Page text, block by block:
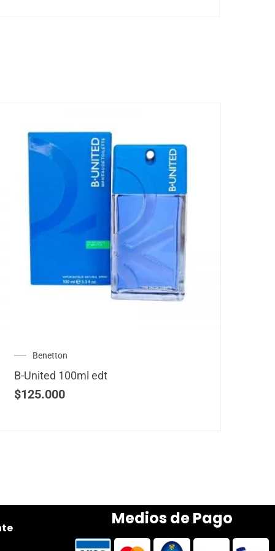
Benetton
B-United 100ml edt
$125.000
Medios de Pago